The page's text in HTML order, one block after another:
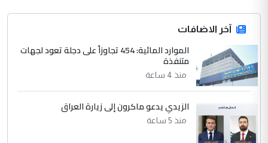
المشترك لا تستهدف أية دولة ومفتوحة لانضمام
الدول الشقيقة
4 يوسف غزوان عصمت
التعليق : بكالوريوس فيزياء طبية متزوج و
زوجتي أيضا بكالوريوس سكني بغداد أرغب في
إكمال دراستي داخل ...
الموضوع :
السعودية توافق على الاستمرار في
آخر الاضافات
الموارد المائية: 454 تجاوزاً على دجلة تعود لجهات
متنفذة
منذ 4 ساعة
الزيدي يدعو ماكرون إلى زيارة العراق
منذ 5 ساعة